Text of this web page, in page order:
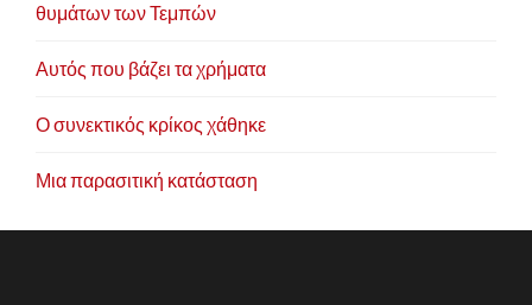
θυμάτων των Τεμπών
Αυτός που βάζει τα χρήματα
Ο συνεκτικός κρίκος χάθηκε
Μια παρασιτική κατάσταση